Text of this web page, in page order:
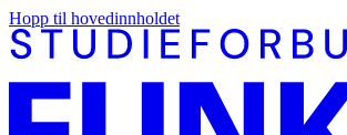
Hopp til hovedinnholdet